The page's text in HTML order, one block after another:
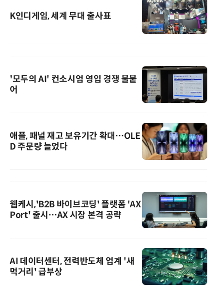
K인디게임, 세계 무대 출사표
'모두의 AI' 컨소시엄 영입 경쟁 불붙
어
애플, 패널 재고 보유기간 확대…OLE
D 주문량 늘었다
웹케시,'B2B 바이브코딩' 플랫폼 'AX
Port' 출시…AX 시장 본격 공략
AI 데이터센터, 전력반도체 업계 '새
먹거리' 급부상